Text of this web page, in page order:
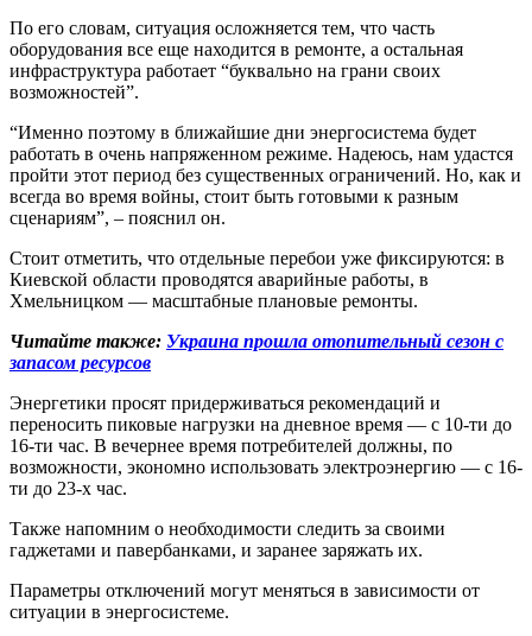
По его словам, ситуация осложняется тем, что часть
оборудования все еще находится в ремонте, а остальная
инфраструктура работает “буквально на грани своих
возможностей”.
“Именно поэтому в ближайшие дни энергосистема будет
работать в очень напряженном режиме. Надеюсь, нам удастся
пройти этот период без существенных ограничений. Но, как и
всегда во время войны, стоит быть готовыми к разным
сценариям”, – пояснил он.
Стоит отметить, что отдельные перебои уже фиксируются: в
Киевской области проводятся аварийные работы, в
Хмельницком — масштабные плановые ремонты.
Читайте также: Украина прошла отопительный сезон с
запасом ресурсов
Энергетики просят придерживаться рекомендаций и
переносить пиковые нагрузки на дневное время — с 10-ти до
16-ти час. В вечернее время потребителей должны, по
возможности, экономно использовать электроэнергию — с 16-
ти до 23-х час.
Также напомним о необходимости следить за своими
гаджетами и павербанками, и заранее заряжать их.
Параметры отключений могут меняться в зависимости от
ситуации в энергосистеме.